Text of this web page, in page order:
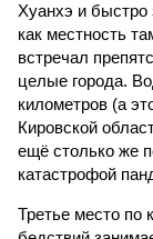
Хуанхэ и быстро
как местность
встречал
целые города.
километров (а
Кировской
ещё столько же
катастрофой
Третье место по